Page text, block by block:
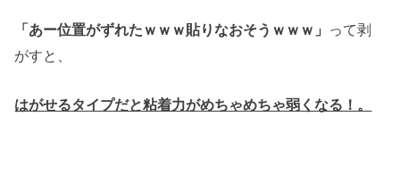
「あー位置がずれたｗｗｗ貼りなおそうｗｗｗ」 って剥
がすと、
はがせるタイプだと粘着力がめちゃめちゃ弱くなる！。